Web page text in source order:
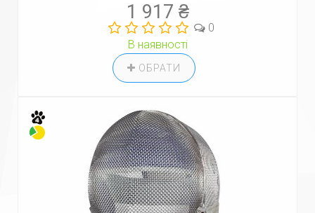
1 917 ₴
0
В наявності
ОБРАТИ